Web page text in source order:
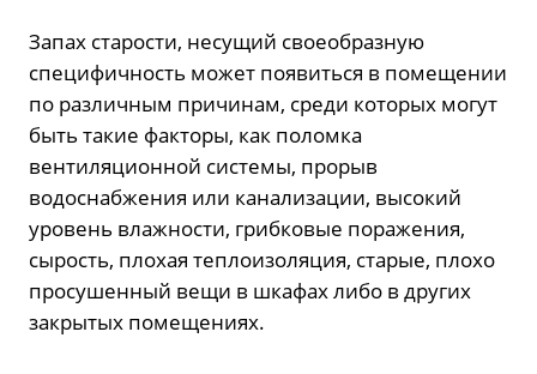
Запах старости, несущий своеобразную
специфичность может появиться в помещении
по различным причинам, среди которых могут
быть такие факторы, как поломка
вентиляционной системы, прорыв
водоснабжения или канализации, высокий
уровень влажности, грибковые поражения,
сырость, плохая теплоизоляция, старые, плохо
просушенный вещи в шкафах либо в других
закрытых помещениях.